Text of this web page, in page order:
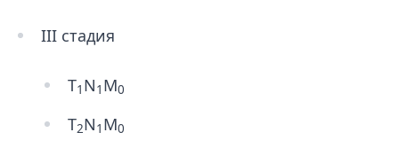
III стадия
T1 N1 M0
T2N1 M0